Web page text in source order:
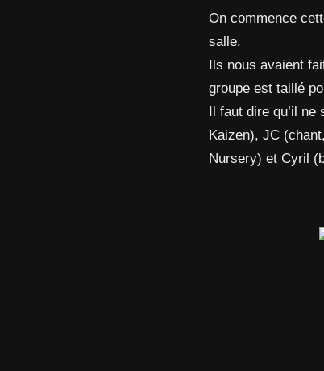
On commence
salle.
Ils nous avaient
groupe est taillé
Il faut dire qu’il
Kaizen), JC
Nursery) et Cyril